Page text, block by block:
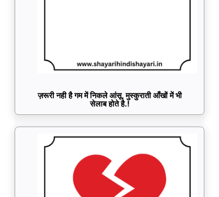
ज़रूरी नही है गम में निकले आंसू, मुस्कुराती आँखों में भी
सेलाब होते है.!